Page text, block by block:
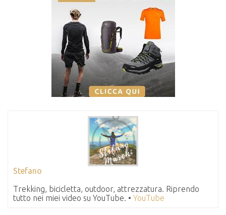
Stefano
Trekking, bicicletta, outdoor, attrezzatura. Riprendo
tutto nei miei video su YouTube. • YouTube